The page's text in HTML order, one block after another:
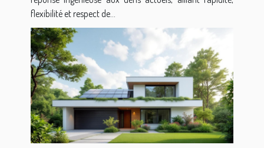
flexibilité et respect de...